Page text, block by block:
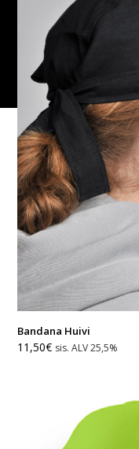
Bandana Huivi
11,50€ sis. ALV 25,5%
Copyright
Cameleon
Paino
2026
|
Woocommerce-
verkkokaupan
suunnitellut:
Suomen
hakukonemestarit